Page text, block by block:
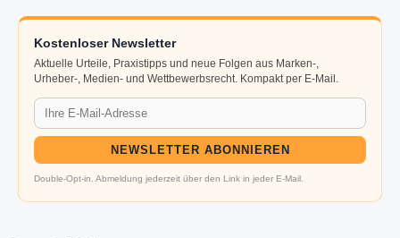
Kostenloser Newsletter
Aktuelle Urteile, Praxistipps und neue Folgen aus Marken-,
Urheber-, Medien- und Wettbewerbsrecht. Kompakt per E-Mail.
NEWSLETTER ABONNIEREN
Double-Opt-in. Abmeldung jederzeit über den Link in jeder E-Mail.